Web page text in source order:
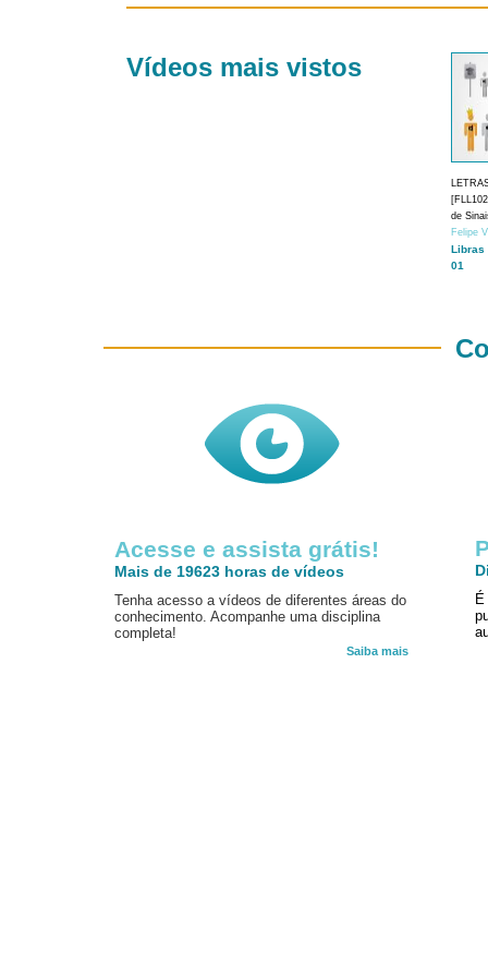
Vídeos mais vistos
de
Felipe
Libras
01
Acesse e assista grátis!
Mais de 19623 horas de vídeos
Tenha acesso a vídeos de diferentes áreas do
conhecimento. Acompanhe uma disciplina
completa!
Saiba mais